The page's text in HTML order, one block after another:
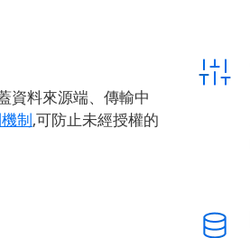
資料來源端、傳輸中
制,可防止未經授權的